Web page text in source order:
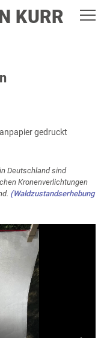
KURR
gedruckt
Deutschland sind
Kronenverlichtungen
(Waldzustandserhebung